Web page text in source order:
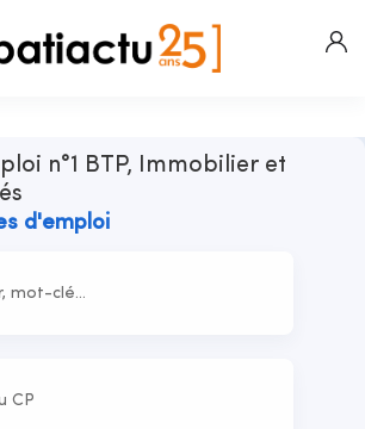
n°1 BTP, Immobilier et
d'emploi